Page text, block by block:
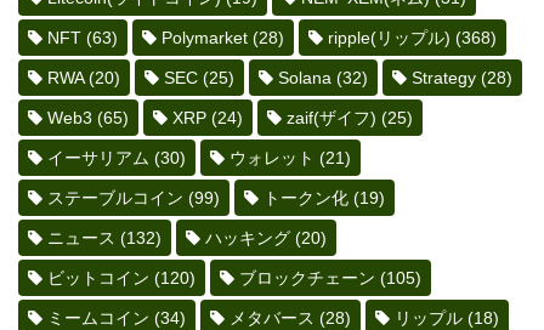
NFT (63) Polymarket (28) ripple(リップル) (368)
RWA(20) SEC (25) Solana (32) Strategy (28)
Web3 (65) XRP (24) zaif(ザイフ) (25)
イーサリアム (30) ウォレット (21)
ステーブルコイン (99) トークン化 (19)
ニュース (132) ハッキング (20)
ビットコイン (120) ブロックチェーン (105)
ミームコイン (34) メタバース (28) リップル (18)